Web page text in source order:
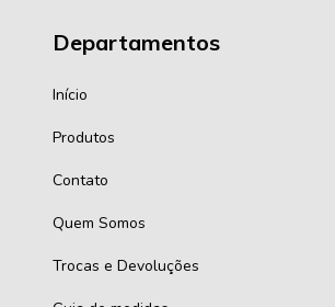
Departamentos
Início
Produtos
Contato
Quem Somos
Trocas e Devoluções